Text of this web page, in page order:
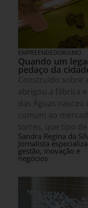
EMPREENDEDORISMO
Quando um
pedaço da
Construído sobre
abrigou a fábrica
das Águas
comum ao
torres, que tipo
Sandra Regina da
Jornalista
gestão, inovação e
negócios